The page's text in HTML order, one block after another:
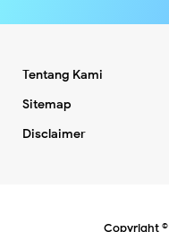
Tentang Kami
Sitemap
Disclaimer
Copyright ©